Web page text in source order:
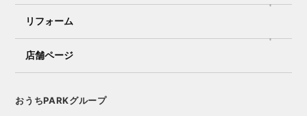
リフォーム
店舗ページ
おうちPARKグループ